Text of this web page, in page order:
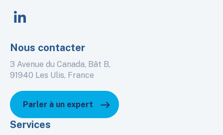
linkedin
Nous contacter
3 Avenue du Canada, Bât B,
91940 Les Ulis, France
Parler à un expert
Services